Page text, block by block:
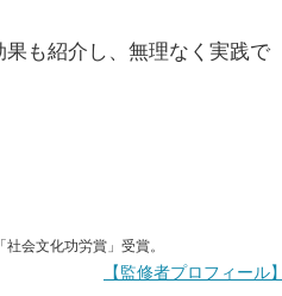
も紹介し、無理なく実践で
会文化功労賞」受賞。
【監修者プロフィール】